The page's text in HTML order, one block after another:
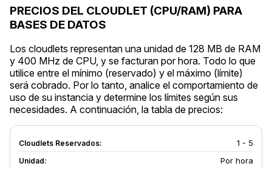
PRECIOS DEL CLOUDLET (CPU/RAM) PARA
BASES DE DATOS
Los cloudlets representan una unidad de 128 MB de RAM
y 400 MHz de CPU, y se facturan por hora. Todo lo que
utilice entre el mínimo (reservado) y el máximo (límite)
será cobrado. Por lo tanto, analice el comportamiento de
uso de su instancia y determine los límites según sus
necesidades. A continuación, la tabla de precios:
1 - 5
Por hora